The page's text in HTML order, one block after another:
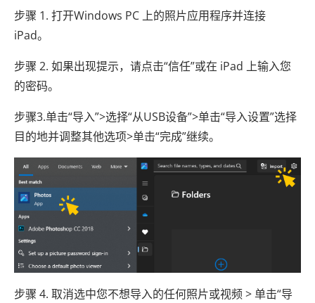
步骤 1. 打开Windows PC 上的照片应用程序并连接
iPad。
步骤 2. 如果出现提示，请点击“信任”或在 iPad 上输入您
的密码。
步骤3.单击“导入”>选择“从USB设备”>单击“导入设置”选择
目的地并调整其他选项>单击“完成”继续。
步骤 4. 取消选中您不想导入的任何照片或视频 > 单击“导